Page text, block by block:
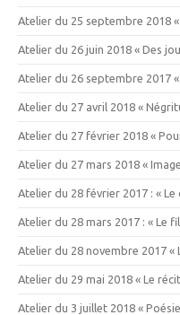
Atelier du 25 septembre 2018
Atelier du 26 juin 2018 « Des
Atelier du 26 septembre 2017 «
Atelier du 27 avril 2018 «
Atelier du 27 février 2018 «
Atelier du 27 mars 2018 «
Atelier du 28 février 2017 : « Le
Atelier du 28 mars 2017 : « Le
Atelier du 28 novembre 2017 «
Atelier du 29 mai 2018 « Le
Atelier du 3 juillet 2018 «